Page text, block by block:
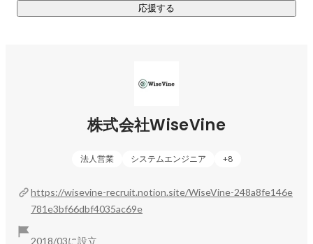
応援する
株式会社WiseVine
法人営業 システムエンジニア +8
https://wisevine-recruit.notion.site/WiseVine-248a8fe146e
781e3bf66dbf4035ac69e
2018/03に設立